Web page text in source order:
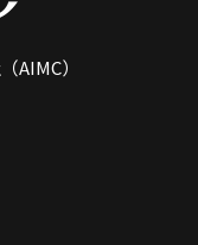
AIMC）